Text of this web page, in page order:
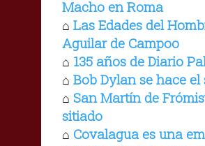
Macho en Roma
⌂ Las Edades del
Aguilar de Campoo
⌂ 135 años de Diario
⌂ Bob Dylan se hace el
⌂ San Martín de
sitiado
⌂ Covalagua es una